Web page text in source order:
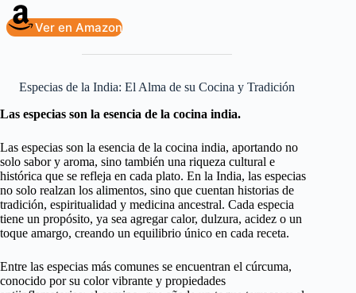
Ver en Amazon
Especias de la India: El Alma de su Cocina y Tradición
Las especias son la esencia de la cocina india.
Las especias son la esencia de la cocina india, aportando no
solo sabor y aroma, sino también una riqueza cultural e
histórica que se refleja en cada plato. En la India, las especias
no solo realzan los alimentos, sino que cuentan historias de
tradición, espiritualidad y medicina ancestral. Cada especia
tiene un propósito, ya sea agregar calor, dulzura, acidez o un
toque amargo, creando un equilibrio único en cada receta.
Entre las especias más comunes se encuentran el cúrcuma,
conocido por su color vibrante y propiedades